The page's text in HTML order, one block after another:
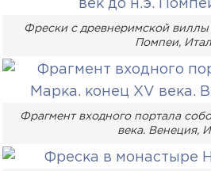
Фрески с древнеримской виллы
Помпеи,
Фрагмент входного портала
века. Венеция,